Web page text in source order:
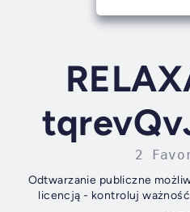
2
Odtwarzanie publiczne
licencją - kontroluj